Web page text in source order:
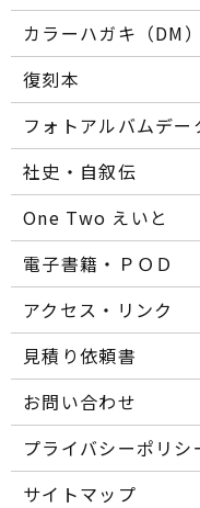
カラーハガキ（DM）
復刻本
フォトアルバムデー
社史・自叙伝
One Two えいと
電子書籍・ＰＯＤ
アクセス・リンク
見積り依頼書
お問い合わせ
プライバシーポリシ
サイトマップ